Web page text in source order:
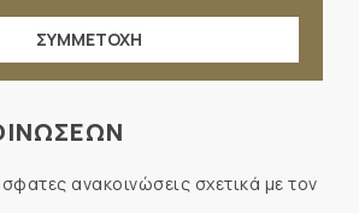
ΣΥΜΜΕΤΟΧΗ
ανακοινώσεις σχετικά με τον